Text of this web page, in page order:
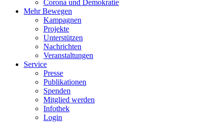
Corona und Demokratie
Mehr Bewegen
Kampagnen
Projekte
Unterstützen
Nachrichten
Veranstaltungen
Service
Presse
Publikationen
Spenden
Mitglied werden
Infothek
Login